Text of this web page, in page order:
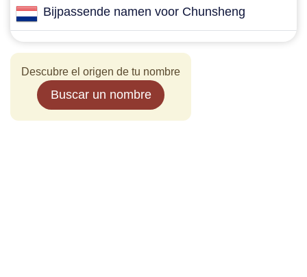
Bijpassende namen voor Chunsheng
Descubre el origen de tu nombre
Buscar un nombre